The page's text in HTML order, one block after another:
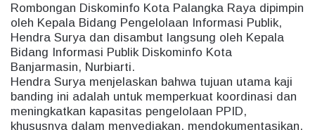
Rombongan Diskominfo Kota Palangka Raya dipimpin
oleh Kepala Bidang Pengelolaan Informasi Publik,
Hendra Surya dan disambut langsung oleh Kepala
Bidang Informasi Publik Diskominfo Kota
Banjarmasin, Nurbiarti.
Hendra Surya menjelaskan bahwa tujuan utama kaji
banding ini adalah untuk memperkuat koordinasi dan
meningkatkan kapasitas pengelolaan PPID,
khususnya dalam menyediakan, mendokumentasikan,